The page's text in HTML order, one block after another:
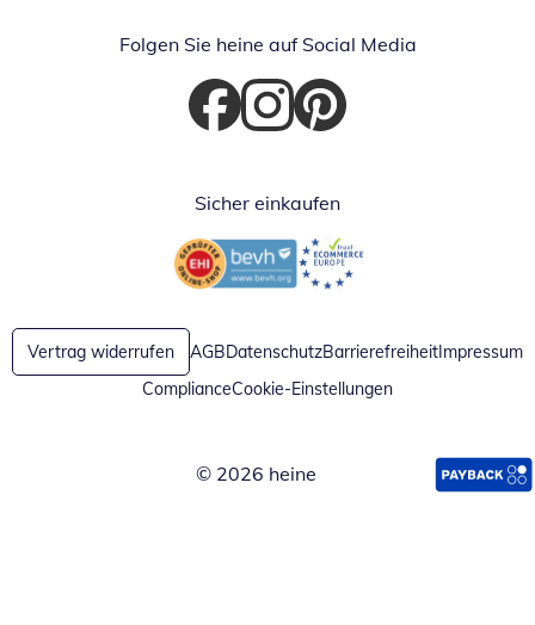
Folgen Sie heine auf Social Media
Öffnet in neuem Fenster
Öffnet in neuem Fenster
Öffnet in neuem Fenster
Sicher einkaufen
Öffnet in neuem FensterÖffnet in neuem Fenster
Vertrag widerrufen AGBDatenschutzBarrierefreiheitImpressum
ComplianceCookie-Einstellungen
© 2026 heine